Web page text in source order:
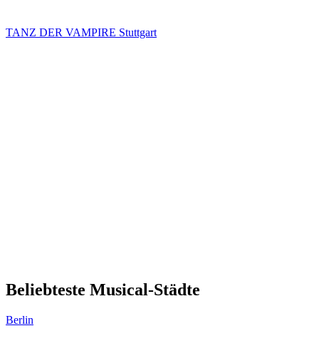
TANZ DER VAMPIRE Stuttgart
Beliebteste Musical-Städte
Berlin